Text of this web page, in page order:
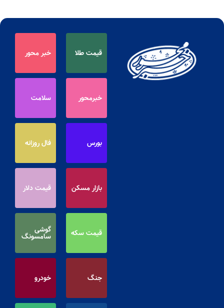
قیمت طلا خبر محور
خبرمحور سلامت
بورس فال روزانه
بازار مسکن قیمت دلار
قیمت سکه گوشی
سامسونگ
جنگ خودرو